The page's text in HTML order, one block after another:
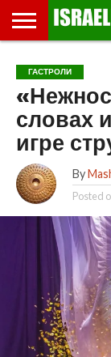
МУЗЕИ
СТРАНА
ФЕСТИВАЛЕЙ
ТЕАТР
КНИГИ.
ТЕКСТЫ
МУЗЫКА
РЕЛИГИЯ/
ИСТОРИЯ
ДВИЖЕНИЕ
ДЕТИ
ВЫХОДНОГО
ДНЯ
МАРШРУТЫ
ПРОГУЛЬЩИКА
ВИДЕО-
РЕЧИ
ВПЕЧАТЛЕНИЯ
ВСТРЕЧИ
И
ЛЕКЦИИ
ИНТЕРВЬЮ
КИНО
TEL
AVIV
GLOBAL
ГАСТРОЛИ
словах
игре
By
Posted